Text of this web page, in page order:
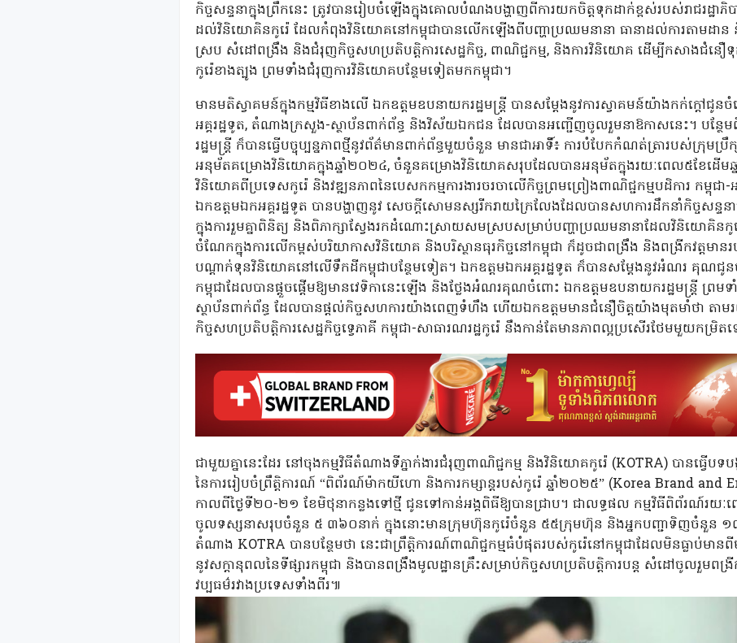
កិច្ចសន្ទនាក្នុងព្រឹកនេះ ត្រូវបានរៀបចំឡើងក្នុងគោលបំណងបង្ហាញពីការយកចិត្តទុកដាក់ខ្ពស់របស់រាជរដ្ឋាភិ
ដល់វិនិយោគិនកូរ៉េ ដែលកំពុងវិនិយោគនៅកម្ពុជាបានលើកឡើងពីបញ្ហាប្រឈមនានា ធានាដល់ការតាមដ
ស្រប សំដៅពង្រឹង និងជំរុញកិច្ចសហប្រតិបត្តិការសេដ្ឋកិច្ច, ពាណិជ្ជកម្ម, និងការវិនិយោគ ដើម្បីកសាងជំ
កូរ៉េខាងត្បូង ព្រមទាំងជំរុញការវិនិយោគបន្ថែមទៀតមកកម្ពុជា។
មានមតិស្វាគមន៍ក្នុងកម្មវិធីខាងលើ ឯកឧត្តមឧបនាយករដ្ឋមន្ត្រី បានសម្តែងនូវការស្វាគមន៍យ៉ាងកក់ក្តៅជូន
អគ្គរដ្ឋទូត, តំណាងក្រសួង-ស្ថាប័នពាក់ព័ន្ធ និងវិស័យឯកជន ដែលបានអញ្ជើញចូលរួមនាឱកាសនេះ។ បន្ថែ
រដ្ឋមន្រ្ដី ក៏បានធ្វើបច្ចុប្បន្នភាពថ្មីនូវព័ត៌មានពាក់ព័ន្ធមួយចំនួន មានជាអាទិ៍៖ ការបំបែកកំណត់ត្រារបស់ក្រុមប្រឹក្
អនុម័តគម្រោងវិនិយោគក្នុងឆ្នាំ២០២៤, ចំនួនគម្រោងវិនិយោគសរុបដែលបានអនុម័តក្នុងរយៈពេល៥ខែដើមឆ្
វិនិយោគពីប្រទេសកូរ៉េ និងវឌ្ឍនភាពនៃបេសកកម្មការងារចរចាលើកិច្ចព្រមព្រៀងពាណិជ្ជកម្មបដិការ កម្ពុជា-
ឯកឧត្តមឯកអគ្គរដ្ឋទូត បានបង្ហាញនូវ សេចក្ដីសោមនស្សរីករាយក្រៃលែងដែលបានសហការដឹកនាំកិច្ចសន្ទ
ក្នុងការរួមគ្នាពិនិត្យ និងពិភាក្សាស្វែងរកដំណោះស្រាយសមស្របសម្រាប់បញ្ហាប្រឈមនានាដែលវិនិយោគិ
ចំណែកក្នុងការលើកម្ពស់បរិយាកាសវិនិយោគ និងបរិស្ថានធុរកិច្ចនៅកម្ពុជា ក៏ដូចជាពង្រឹង និងពង្រីកវត្តមា
បណ្តាក់ទុនវិនិយោគនៅលើទឹកដីកម្ពុជាបន្ថែមទៀត។ ឯកឧត្តមឯកអគ្គរដ្ឋទូត ក៏បានសម្តែងនូវអំណរ គុណជូនចំ
កម្ពុជាដែលបានផ្តួចផ្តើមឱ្យមានវេទិកានេះឡើង និងថ្លែងអំណរគុណចំពោះ ឯកឧត្តមឧបនាយករដ្ឋមន្រ្ដី ព្រ
ស្ថាប័នពាក់ព័ន្ធ ដែលបានផ្តល់កិច្ចសហការយ៉ាងពេញទំហឹង ហើយឯកឧត្តមមានជំនឿចិត្តយ៉ាងមុតមាំថា តាមរ
កិច្ចសហប្រតិបត្តិការសេដ្ឋកិច្ចទ្វេភាគី កម្ពុជា-សាធារណរដ្ឋកូរ៉េ នឹងកាន់តែមានភាពល្អប្រសើរថែមមួយកម្រិត
ជាមួយគ្នានេះដែរ នៅចុងកម្មវិធីតំណាងទីភ្នាក់ងារជំរុញពាណិជ្ជកម្ម និងវិនិយោគកូរ៉េ (KOTRA) បានធ្វើ
នៃការរៀបចំព្រឹត្តិការណ៍ “ពិព័រណ៍ម៉ាកយីហោ និងការកម្សាន្តរបស់កូរ៉េ ឆ្នាំ២០២៥” (Korea Brand
កាលពីថ្ងៃទី២០-២១ ខែមិថុនាកន្លងទៅថ្មី ជូនទៅកាន់អង្គពិធីឱ្យបានជ្រាប។ ជាលទ្ធផល កម្មវិធីពិព័រណ៍រយៈ
ចូលទស្សនាសរុបចំនួន ៥ ៣៦០នាក់ ក្នុងនោះមានក្រុមហ៊ុនកូរ៉េចំនួន ៥៥ក្រុមហ៊ុន និងអ្នកបញ្ជាទិញចំនួន ១
តំណាង KOTRA បានបន្ថែមថា នេះជាព្រឹត្តិការណ៍ពាណិជ្ជកម្មធំបំផុតរបស់កូរ៉េនៅកម្ពុជាដែលមិនធ្លាប់ម
នូវសក្តានុពលនៃទីផ្សារកម្ពុជា និងបានពង្រឹងមូលដ្ឋានគ្រឹះសម្រាប់កិច្ចសហប្រតិបត្តិការបន្ត សំដៅចូលរួមពង្រីក
វប្បធម៌រវាងប្រទេសទាំងពីរ៕